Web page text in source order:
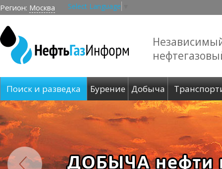
Регион: Москва Select Language
Поиск и разведка Бурение Добыча